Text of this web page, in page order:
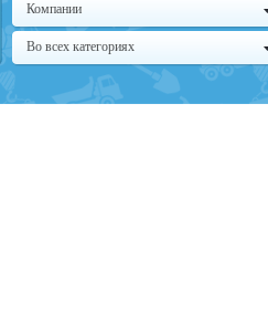
Компании
Во всех категориях